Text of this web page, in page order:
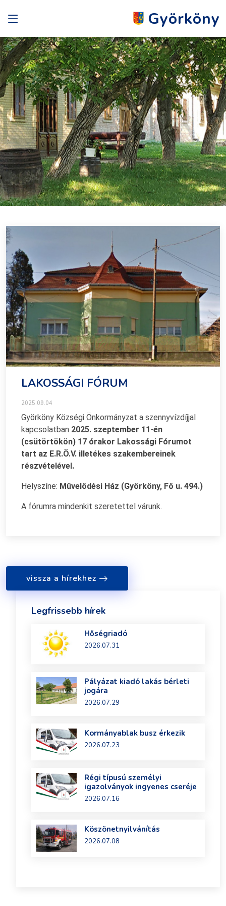
Györköny
LAKOSSÁGI FÓRUM
2025.09.04
Györköny Községi Önkormányzat a szennyvízdíjjal
kapcsolatban 2025. szeptember 11-én
(csütörtökön) 17 órakor Lakossági Fórumot
tart az E.R.Ö.V. illetékes szakembereinek
részvételével.
Helyszíne: Művelődési Ház (Györköny, Fő u. 494.)
A fórumra mindenkit szeretettel várunk.
vissza a hírekhez
Legfrissebb hírek
Hőségriadó
2026.07.31
Pályázat kiadó lakás bérleti
jogára
2026.07.29
Kormányablak busz érkezik
2026.07.23
Régi típusú személyi
igazolványok ingyenes cseréje
2026.07.16
Köszönetnyilvánítás
2026.07.08